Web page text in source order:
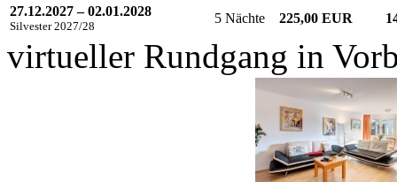
27.12.2027 – 02.01.2028
Silvester 2027/28
5 Nächte 225,00 EUR
virtueller Rundgang in